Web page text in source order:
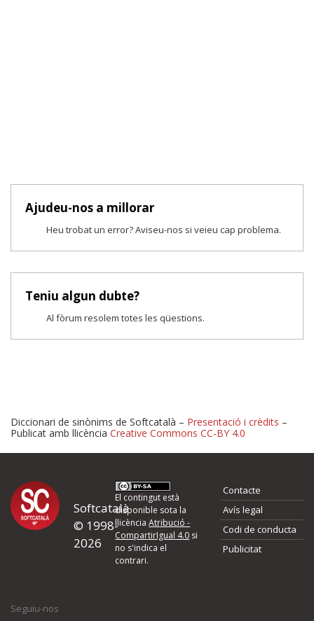
Ajudeu-nos a millorar
Heu trobat un error? Aviseu-nos si veieu cap problema.
Teniu algun dubte?
Al fòrum resolem totes les qüestions.
Proposeu-nos millores o
d'errors
Si heu trobat un error o voleu proposar alguna millora, ompliu els
quina és la millora que proposeu o l'error del qual voleu informar-
Diccionari de sinònims de Softcatalà – Presentació i crèdits –
Publicat amb llicència Creative Commons CC-BY 4.0
Softcatalà
© 1998-
2026
El contingut està
disponible sota la
llicènciaAtribució -
CompartirIgual 4.0 si
no s'indica el
contrari.
Contacte
Avís legal
Codi de conducta
Publicitat
Seguiu-nos